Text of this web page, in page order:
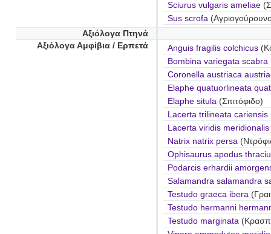
Sciurus vulgaris ameliae
Sus scrofa
Αξιόλογα Πτηνά
Αξιόλογα Αμφίβια / Ερπετά
Anguis fragilis colchicus
Bombina variegata scabra
Coronella austriaca
Elaphe quatuorlineata
Elaphe situla (Σπιτόφιδο)
Lacerta trilineata cariensis
Lacerta viridis meridionalis
Natrix natrix persa
Ophisaurus apodus
Podarcis erhardii
Salamandra salamandra
Testudo graeca ibera
Testudo hermanni
Testudo marginata